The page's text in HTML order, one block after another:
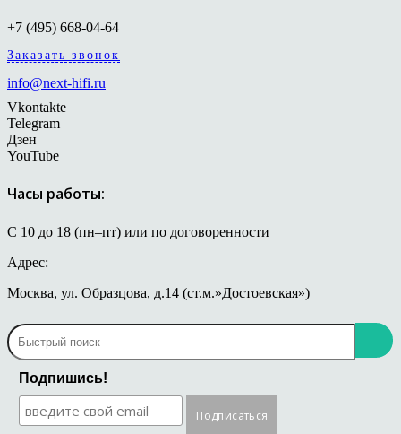
+7 (495) 668-04-64
Заказать звонок
info@next-hifi.ru
Vkontakte
Telegram
Дзен
YouTube
Часы работы:
С 10 до 18 (пн–пт) или по договоренности
Адрес:
Москва, ул. Образцова, д.14 (ст.м.»Достоевская»)
Подпишись!